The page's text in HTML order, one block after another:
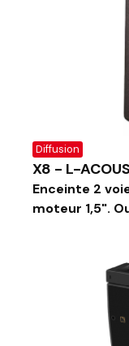
Diffusion
X8 - L-
Enceinte 2
moteur 1,5".